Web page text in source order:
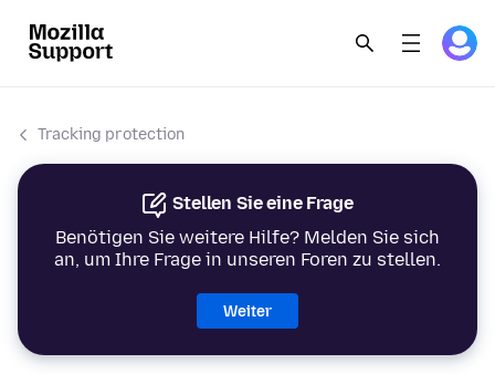
Tracking protection
Stellen Sie eine Frage
Benötigen Sie weitere Hilfe? Melden Sie sich
an, um Ihre Frage in unseren Foren zu stellen.
Weiter